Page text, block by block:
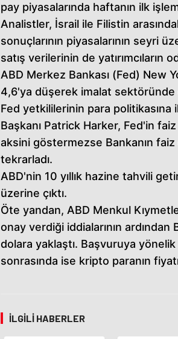
pay piyasalarında haftanın ilk
Analistler, İsrail ile Filistin
sonuçlarının piyasalarının seyri
satış verilerinin de yatırımcıların
ABD Merkez Bankası (Fed) New
4,6'ya düşerek imalat sektöründe
Fed yetkililerinin para politikasına
Başkanı Patrick Harker, Fed'in
aksini göstermezse Bankanın
tekrarladı.
ABD'nin 10 yıllık hazine tahvili
üzerine çıktı.
Öte yandan, ABD Menkul
onay verdiği iddialarının
dolara yaklaştı. Başvuruya
sonrasında ise kripto paranın
İLGILI HABERLER